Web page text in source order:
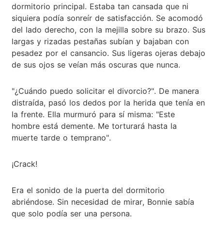
dormitorio principal. Estaba tan cansada que ni
siquiera podía sonreír de satisfacción. Se acomodó
del lado derecho, con la mejilla sobre su brazo. Sus
largas y rizadas pestañas subían y bajaban con
pesadez por el cansancio. Sus ligeras ojeras debajo
de sus ojos se veían más oscuras que nunca.
"¿Cuándo puedo solicitar el divorcio?". De manera
distraída, pasó los dedos por la herida que tenía en
la frente. Ella murmuró para sí misma: "Este
hombre está demente. Me torturará hasta la
muerte tarde o temprano".
¡Crack!
Era el sonido de la puerta del dormitorio
abriéndose. Sin necesidad de mirar, Bonnie sabía
que solo podía ser una persona.